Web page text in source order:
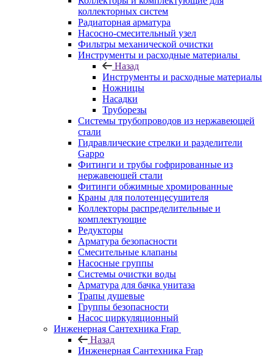
коллекторных систем
Радиаторная арматура
Насосно-смесительный узел
Фильтры механической очистки
Инструменты и расходные материалы
Назад
Инструменты и расходные материалы
Ножницы
Насадки
Труборезы
Системы трубопроводов из нержавеющей
стали
Гидравлические стрелки и разделители
Gappo
Фитинги и трубы гофрированные из
нержавеющей стали
Фитинги обжимные хромированные
Краны для полотенцесушителя
Коллекторы распределительные и
комплектующие
Редукторы
Арматура безопасности
Смесительные клапаны
Насосные группы
Системы очистки воды
Арматура для бачка унитаза
Трапы душевые
Группы безопасности
Насос циркуляционный
Инженерная Сантехника Frap
Назад
Инженерная Сантехника Frap